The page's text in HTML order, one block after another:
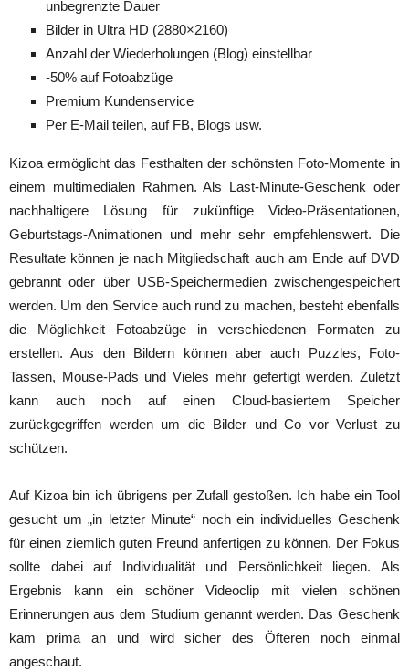
unbegrenzte Dauer
Bilder in Ultra HD (2880×2160)
Anzahl der Wiederholungen (Blog) einstellbar
-50% auf Fotoabzüge
Premium Kundenservice
Per E-Mail teilen, auf FB, Blogs usw.
Kizoa ermöglicht das Festhalten der schönsten Foto-Momente in
einem multimedialen Rahmen. Als Last-Minute-Geschenk oder
nachhaltigere Lösung für zukünftige Video-Präsentationen,
Geburtstags-Animationen und mehr sehr empfehlenswert. Die
Resultate können je nach Mitgliedschaft auch am Ende auf DVD
gebrannt oder über USB-Speichermedien zwischengespeichert
werden. Um den Service auch rund zu machen, besteht ebenfalls
die Möglichkeit Fotoabzüge in verschiedenen Formaten zu
erstellen. Aus den Bildern können aber auch Puzzles, Foto-
Tassen, Mouse-Pads und Vieles mehr gefertigt werden. Zuletzt
kann auch noch auf einen Cloud-basiertem Speicher
zurückgegriffen werden um die Bilder und Co vor Verlust zu
schützen.
Auf Kizoa bin ich übrigens per Zufall gestoßen. Ich habe ein Tool
gesucht um „in letzter Minute“ noch ein individuelles Geschenk
für einen ziemlich guten Freund anfertigen zu können. Der Fokus
sollte dabei auf Individualität und Persönlichkeit liegen. Als
Ergebnis kann ein schöner Videoclip mit vielen schönen
Erinnerungen aus dem Studium genannt werden. Das Geschenk
kam prima an und wird sicher des Öfteren noch einmal
angeschaut.